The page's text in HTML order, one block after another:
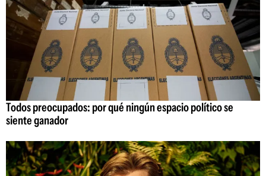
Todos preocupados: por qué ningún espacio político se
siente ganador